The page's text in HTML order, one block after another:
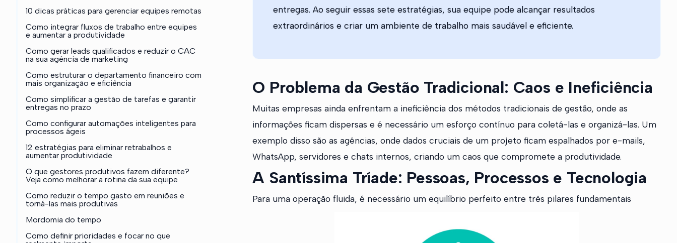
10 dicas práticas para gerenciar equipes remotas
Como integrar fluxos de trabalho entre equipes
e aumentar a produtividade
Como gerar leads qualificados e reduzir o CAC
na sua agência de marketing
Como estruturar o departamento financeiro com
mais organização e eficiência
Como simplificar a gestão de tarefas e garantir
entregas no prazo
Como configurar automações inteligentes para
processos ágeis
12 estratégias para eliminar retrabalhos e
aumentar produtividade
O que gestores produtivos fazem diferente?
Veja como melhorar a rotina da sua equipe
Como reduzir o tempo gasto em reuniões e
torná-las mais produtivas
Mordomia do tempo
Como definir prioridades e focar no que
entregas. Ao seguir essas sete estratégias, sua equipe pode alcançar resultados
extraordinários e criar um ambiente de trabalho mais saudável e eficiente.
O Problema da Gestão Tradicional: Caos e Ineficiência
Muitas empresas ainda enfrentam a ineficiência dos métodos tradicionais de gestão, onde as
informações ficam dispersas e é necessário um esforço contínuo para coletá-las e organizá-las. Um
exemplo disso são as agências, onde dados cruciais de um projeto ficam espalhados por e-mails,
WhatsApp, servidores e chats internos, criando um caos que compromete a produtividade.
A Santíssima Tríade: Pessoas, Processos e Tecnologia
Para uma operação fluida, é necessário um equilíbrio perfeito entre três pilares fundamentais